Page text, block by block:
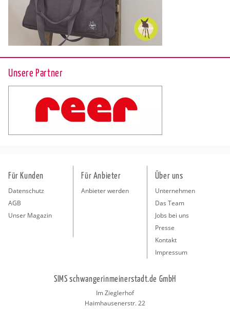
Unsere Partner
Für Kunden
Datenschutz
AGB
Unser Magazin
Für Anbieter
Anbieter werden
Über uns
Unternehmen
Das Team
Jobs bei uns
Presse
Kontakt
Impressum
SIMS schwangerinmeinerstadt.de GmbH
Im Zieglerhof
Haimhausenerstr. 22